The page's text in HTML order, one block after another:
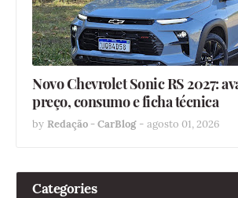
Novo Chevrolet Sonic RS 2027:
preço, consumo e ficha técnica
by Redação - CarBlog - agosto 01, 2026
Categories